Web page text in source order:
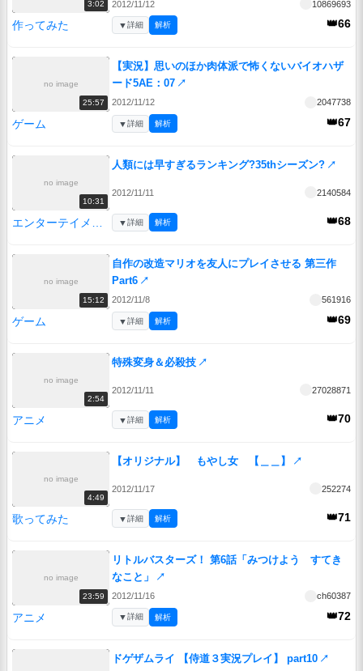
3:02 2012/11/12 10869693
作ってみた 👑66
▼詳細 解析
no image
25:57
【実況】思いのほか肉体派で怖くないバイオハザ
ード5AE：07 ↗
2012/11/12 2047738
ゲーム 👑67
▼詳細 解析
no image
10:31
人類には早すぎるランキング?35thシーズン? ↗
2012/11/11 2140584
👑68
▼詳細 解析
no image
15:12
自作の改造マリオを友人にプレイさせる 第三作
Part6 ↗
2012/11/8 561916
ゲーム 👑69
▼詳細 解析
no image
2:54
特殊変身＆必殺技 ↗
2012/11/11 27028871
アニメ 👑70
▼詳細 解析
no image
4:49
【オリジナル】 もやし女 【＿＿】 ↗
2012/11/17 252274
歌ってみた 👑71
▼詳細 解析
no image
23:59
リトルバスターズ！ 第6話「みつけよう すてき
なこと」
↗
2012/11/16 ch60387
アニメ 👑72
▼詳細 解析
ドゲザムライ 【侍道３実況プレイ】 part10 ↗